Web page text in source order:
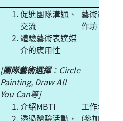
促進團隊溝通、
交流
體驗藝術表達媒
介的應用性
[團隊藝術選擇：Circle
Painting, Draw All
You Can等]
藝術體驗工
作坊
介紹MBTI
工作坊